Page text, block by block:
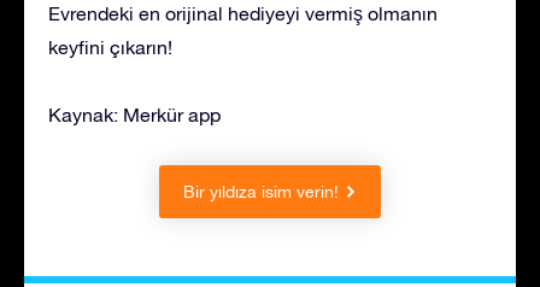
Evrendeki en orijinal hediyeyi vermiş olmanın
keyfini çıkarın!
Kaynak: Merkür app
Bir yıldıza isim verin!